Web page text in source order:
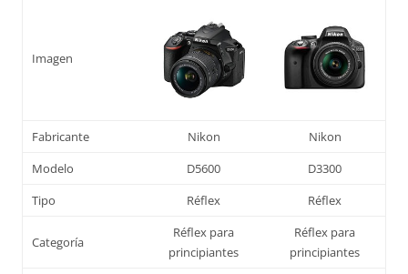
Imagen
Fabricante Nikon
Nikon
Modelo
D5600
D3300
Tipo
Réflex Réflex
Categoría
Réflex para
principiantes
Réflex para
principiantes